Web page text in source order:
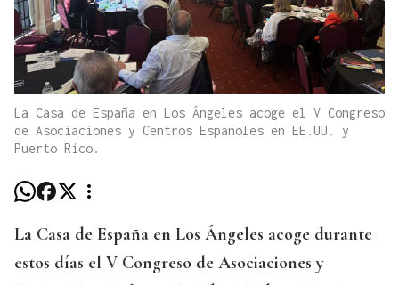
La Casa de España en Los Ángeles acoge el V Congreso
de Asociaciones y Centros Españoles en EE.UU. y
Puerto Rico.
La Casa de España en Los Ángeles acoge durante
estos días el V Congreso de Asociaciones y